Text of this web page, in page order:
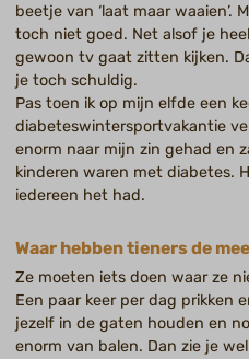
beetje van ‘laat maar waaien’.
toch niet goed. Net alsof je
gewoon tv gaat zitten kijken.
je toch schuldig.
Pas toen ik op mijn elfde een
diabeteswintersportvakantie
enorm naar mijn zin gehad en
kinderen waren met diabetes.
iedereen het had.
Waar hebben tieners de
Ze moeten iets doen waar ze
Een paar keer per dag prikken
jezelf in de gaten houden en
enorm van balen. Dan zie je